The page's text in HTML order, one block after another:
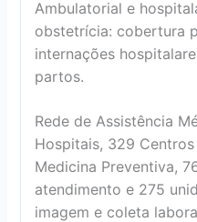
Ambulatorial e
obstetrícia: cobertura
internações
partos.
Rede de Assistência
Hospitais, 329
Medicina Preventiva,
atendimento e 275
imagem e coleta